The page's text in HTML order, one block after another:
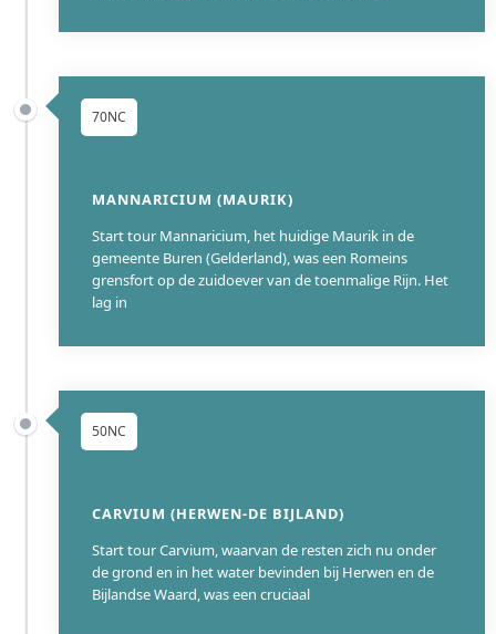
70NC
MANNARICIUM (MAURIK)
Start tour Mannaricium, het huidige Maurik in de
gemeente Buren (Gelderland), was een Romeins
grensfort op de zuidoever van de toenmalige Rijn. Het
lag in
50NC
CARVIUM (HERWEN-DE BIJLAND)
Start tour Carvium, waarvan de resten zich nu onder
de grond en in het water bevinden bij Herwen en de
Bijlandse Waard, was een cruciaal